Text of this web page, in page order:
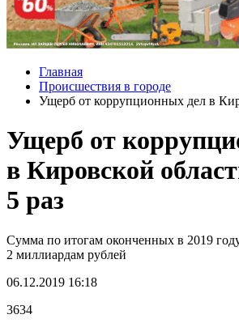
Главная
Происшествия в городе
Ущерб от коррупционных дел в
Ущерб от
в Кировской
5 раз
Сумма по итогам оконченных в 2019
2 миллиардам рублей
06.12.2019 16:18
3634